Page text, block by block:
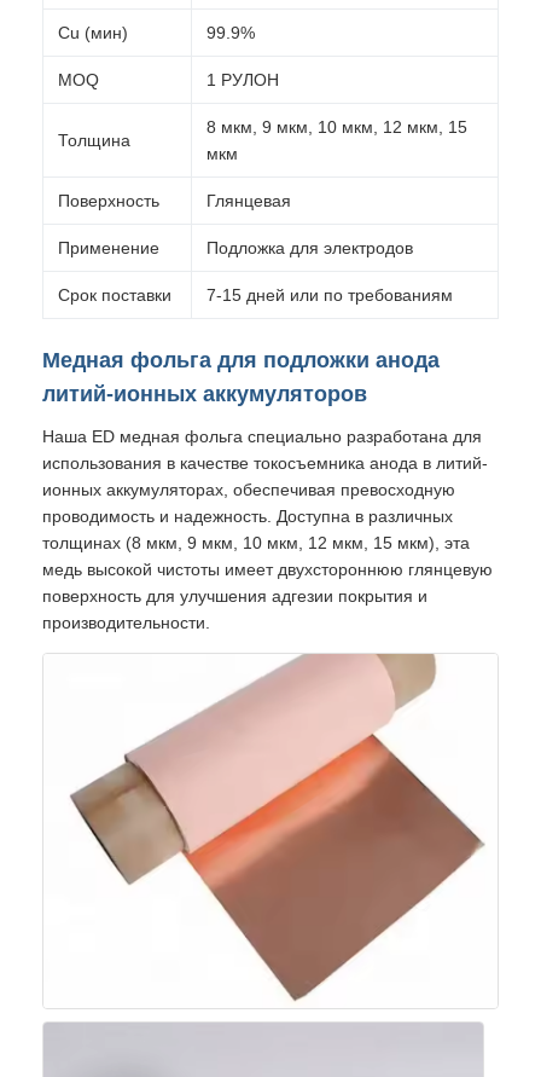
Cu (мин) 99.9%
MOQ 1 РУЛОН
Толщина
8 мкм, 9 мкм, 10 мкм, 12 мкм, 15
мкм
Поверхность Глянцевая
Применение Подложка для электродов
Срок поставки 7-15 дней или по требованиям
Медная фольга для подложки анода
литий-ионных аккумуляторов
Наша ED медная фольга специально разработана для
использования в качестве токосъемника анода в литий-
ионных аккумуляторах, обеспечивая превосходную
проводимость и надежность. Доступна в различных
толщинах (8 мкм, 9 мкм, 10 мкм, 12 мкм, 15 мкм), эта
медь высокой чистоты имеет двухстороннюю глянцевую
поверхность для улучшения адгезии покрытия и
производительности.